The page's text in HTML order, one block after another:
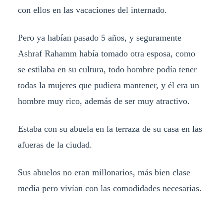
con ellos en las vacaciones del internado.
Pero ya habían pasado 5 años, y seguramente
Ashraf Rahamm había tomado otra esposa, como
se estilaba en su cultura, todo hombre podía tener
todas la mujeres que pudiera mantener, y él era un
hombre muy rico, además de ser muy atractivo.
Estaba con su abuela en la terraza de su casa en las
afueras de la ciudad.
Sus abuelos no eran millonarios, más bien clase
media pero vivían con las comodidades necesarias.